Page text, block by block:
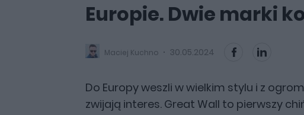
Europie. Dwie marki
Maciej Kuchno 30.05.2024
Do Europy weszli w wielkim stylu i z
zwijają interes. Great Wall to pierwszy